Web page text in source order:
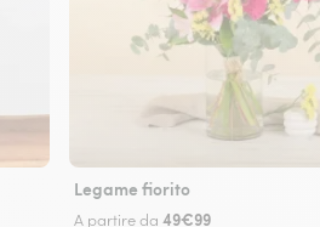
Legame fiorito
A partire da 49€99